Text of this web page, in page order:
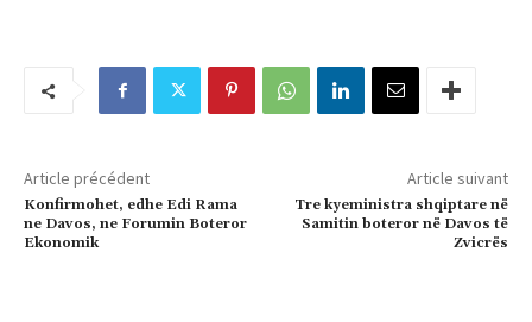
Article précédent
Konfirmohet, edhe Edi Rama
ne Davos, ne Forumin Boteror
Ekonomik
Article suivant
Tre kyeministra shqiptare në
Samitin boteror në Davos të
Zvicrës